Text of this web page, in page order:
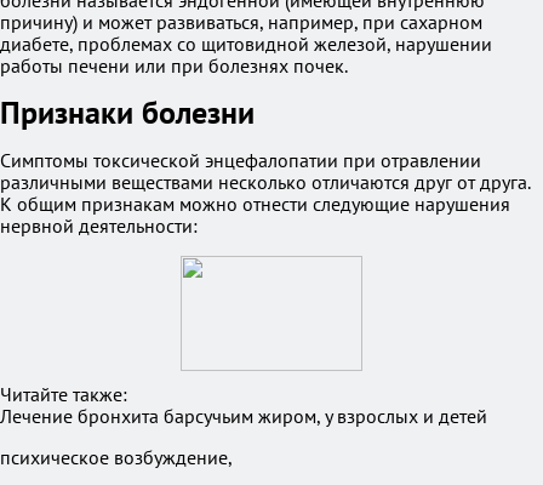
причину) и может развиваться, например, при сахарном
диабете, проблемах со щитовидной железой, нарушении
работы печени или при болезнях почек.
Признаки болезни
Симптомы токсической энцефалопатии при отравлении
различными веществами несколько отличаются друг от друга.
К общим признакам можно отнести следующие нарушения
нервной деятельности:
Читайте также:
Лечение бронхита барсучьим жиром, у взрослых и детей
психическое возбуждение,